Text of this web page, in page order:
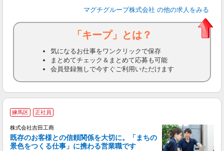
マグチグループ株式会社 の他の求人をみる
「キープ」とは？
気になるお仕事をワンクリックで保存
まとめてチェック＆まとめて応募も可能
会員登録無しで今すぐご利用いただけます
練馬区 正社員
株式会社吉田工商
既存のお客様との信頼関係を大切に。「まちの
景色をつくる仕事」に携わる営業職です